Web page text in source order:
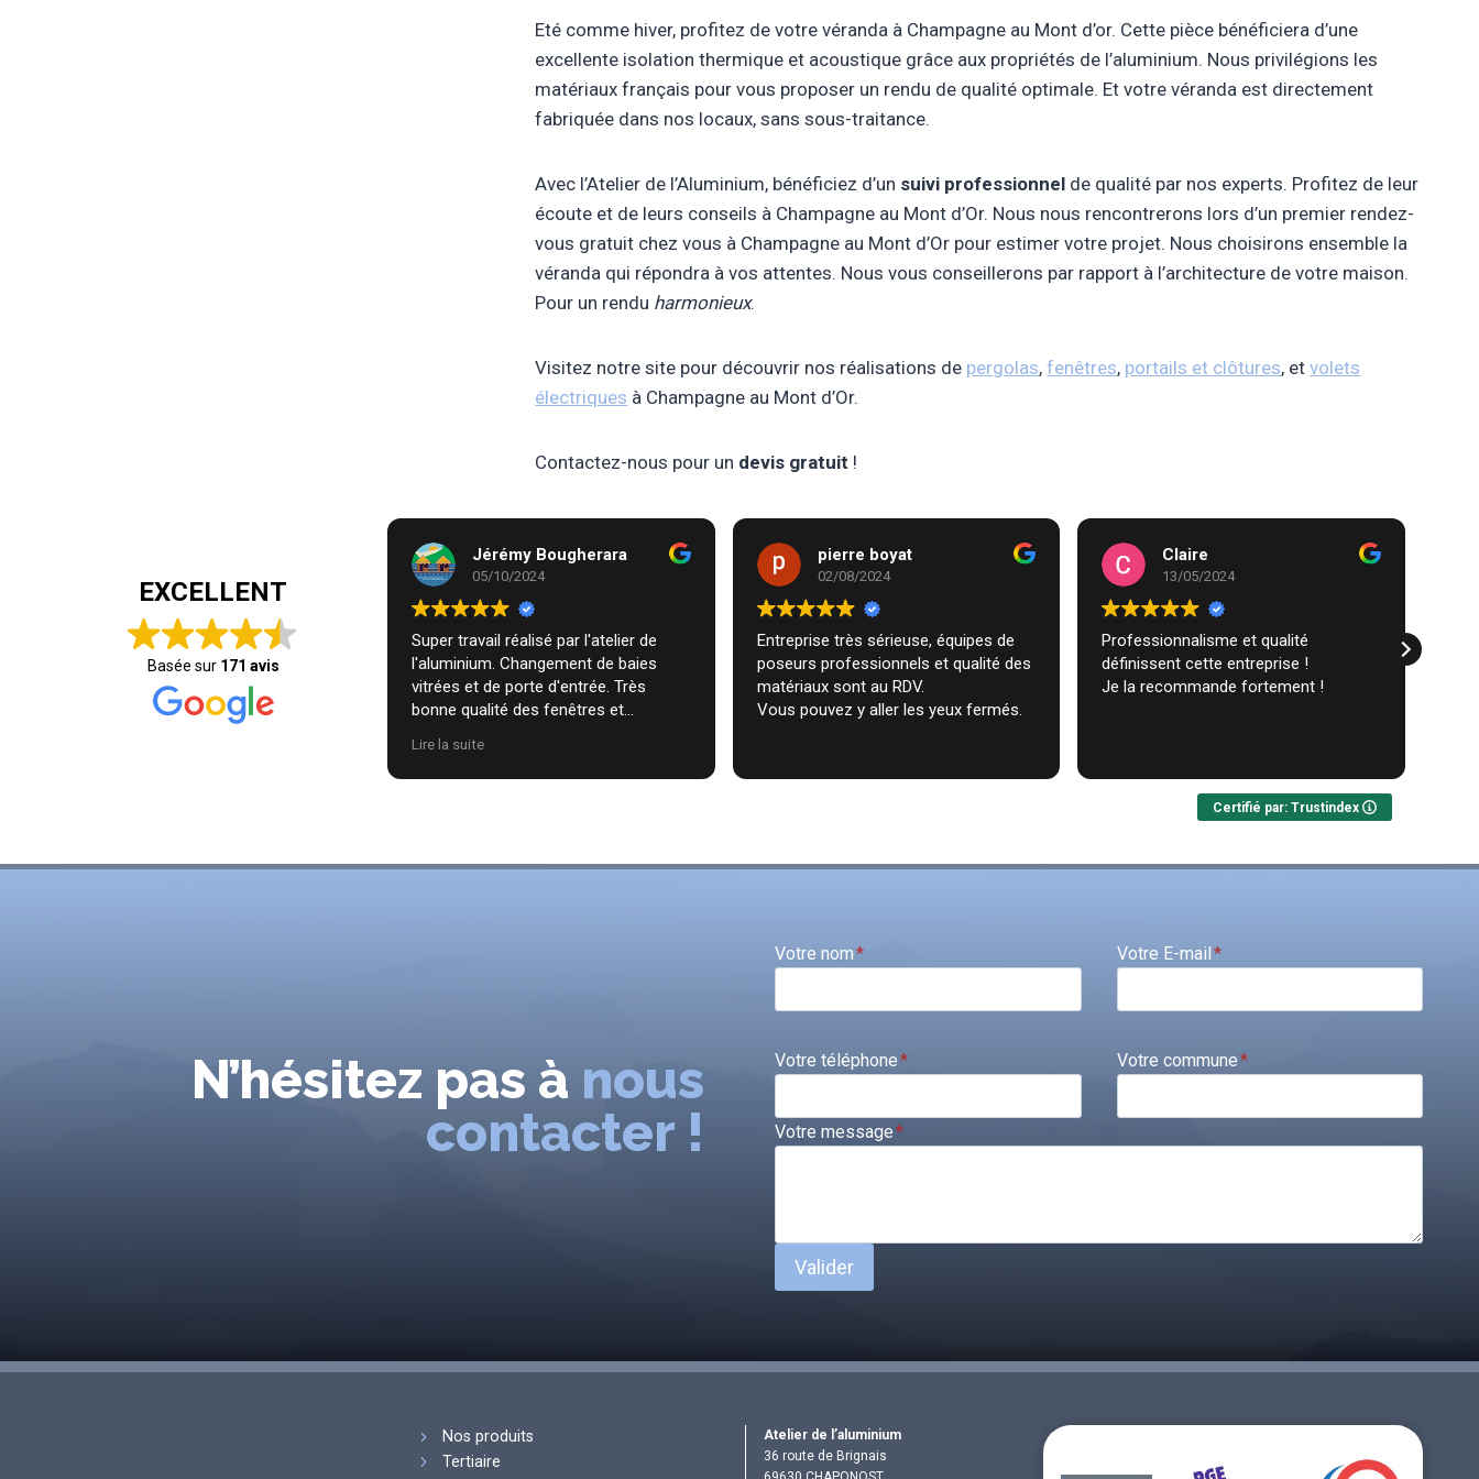
Eté comme hiver, profitez de votre véranda à Champagne au Mont d’or. Cette pièce bénéficiera d’une
excellente isolation thermique et acoustique grâce aux propriétés de l’aluminium. Nous privilégions les
matériaux français pour vous proposer un rendu de qualité optimale. Et votre véranda est directement
fabriquée dans nos locaux, sans sous-traitance.
Avec l’Atelier de l’Aluminium, bénéficiez d’un suivi professionnel de qualité par nos experts. Profitez de leur
écoute et de leurs conseils à Champagne au Mont d’Or. Nous nous rencontrerons lors d’un premier rendez-
vous gratuit chez vous à Champagne au Mont d’Or pour estimer votre projet. Nous choisirons ensemble la
véranda qui répondra à vos attentes. Nous vous conseillerons par rapport à l’architecture de votre maison.
Pour un rendu harmonieux.
Visitez notre site pour découvrir nos réalisations de pergolas,fenêtres, portails et clôtures, etvolets
électriques à Champagne au Mont d’Or.
Contactez-nous pour un devis gratuit !
EXCELLENT
Basée sur 171 avis
Jérémy Bougherara
05/10/2024
Super travail réalisé par l'atelier de
l'aluminium. Changement de baies
vitrées et de porte d'entrée. Très
bonne qualité des fenêtres et
nous. Je recommande vivement.
Lire la suite
pierre boyat
02/08/2024
Entreprise très sérieuse, équipes de
poseurs professionnels et qualité des
matériaux sont au RDV.
Vous pouvez y aller les yeux fermés.
Claire
13/05/2024
Professionnalisme et qualité
définissent cette entreprise !
Je la recommande fortement !
Certifié par: Trustindex
N’hésitez pas à nous
contacter !
Votre nom* Votre E-mail*
Votre téléphone* Votre commune*
Votre message*
Valider
Nos produits
Tertiaire
Atelier de l’aluminium
36 route de Brignais